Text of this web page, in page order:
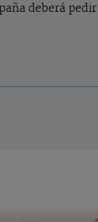
deberá